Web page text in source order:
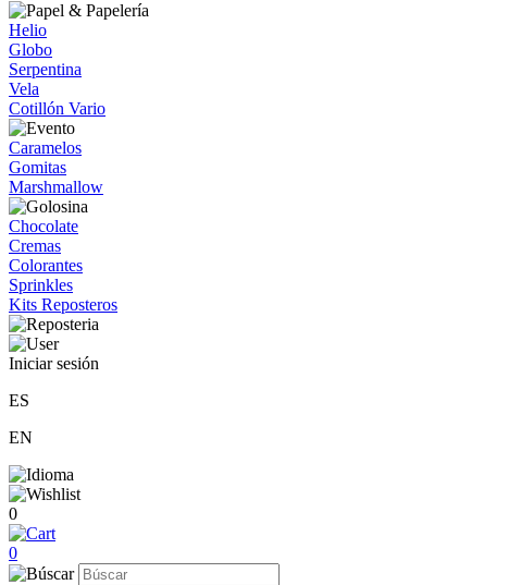
Helio
Globo
Serpentina
Vela
Cotillón Vario
Caramelos
Gomitas
Marshmallow
Chocolate
Cremas
Colorantes
Sprinkles
Kits Reposteros
Iniciar sesión
ES
EN
0
0